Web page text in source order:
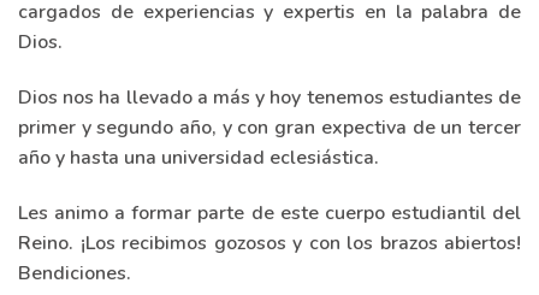
cargados de experiencias y expertis en la palabra de
Dios.
Dios nos ha llevado a más y hoy tenemos estudiantes de
primer y segundo año, y con gran expectiva de un tercer
año y hasta una universidad eclesiástica.
Les animo a formar parte de este cuerpo estudiantil del
Reino. ¡Los recibimos gozosos y con los brazos abiertos!
Bendiciones.